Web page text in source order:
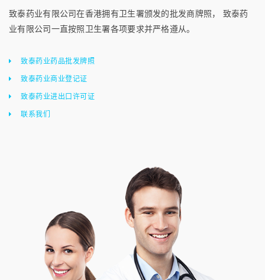
致泰药业有限公司在香港拥有卫生署颁发的批发商牌照， 致泰药
业有限公司一直按照卫生署各项要求并严格遵从。
致泰药业药品批发牌照
致泰药业商业登记证
致泰药业进出口许可证
联系我们